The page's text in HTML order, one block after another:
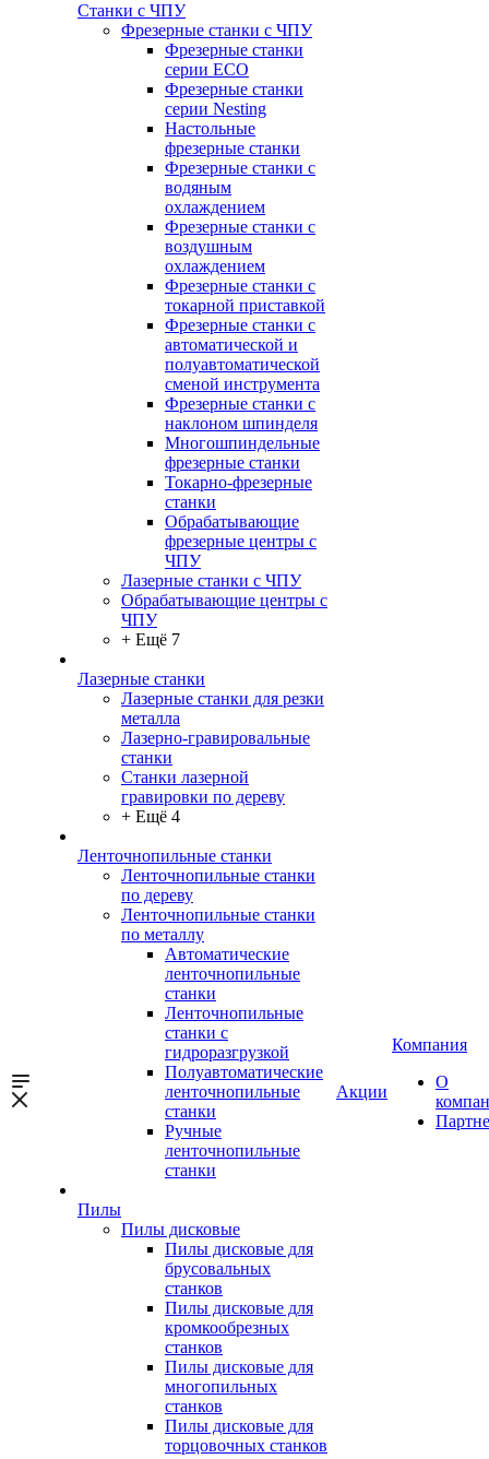
Станки с ЧПУ
Фрезерные станки с ЧПУ
Фрезерные станки
серии ECO
Фрезерные станки
серии Nesting
Настольные
фрезерные станки
Фрезерные станки с
водяным
охлаждением
Фрезерные станки с
воздушным
охлаждением
Фрезерные станки с
токарной приставкой
Фрезерные станки с
автоматической и
полуавтоматической
сменой инструмента
Фрезерные станки с
наклоном шпинделя
Многошпиндельные
фрезерные станки
Токарно-фрезерные
станки
Обрабатывающие
фрезерные центры с
ЧПУ
Лазерные станки с ЧПУ
Обрабатывающие центры с
ЧПУ
+ Ещё 7
Лазерные станки
Лазерные станки для резки
металла
Лазерно-гравировальные
станки
Станки лазерной
гравировки по дереву
+ Ещё 4
Ленточнопильные станки
Ленточнопильные станки
по дереву
Ленточнопильные станки
по металлу
Автоматические
ленточнопильные
станки
Ленточнопильные
станки с
гидроразгрузкой
Полуавтоматические
ленточнопильные
станки
Ручные
ленточнопильные
станки
Пилы
Пилы дисковые
Пилы дисковые для
брусовальных
станков
Пилы дисковые для
кромкообрезных
станков
Пилы дисковые для
многопильных
станков
Пилы дисковые для
торцовочных станков
Акции
Компания
О